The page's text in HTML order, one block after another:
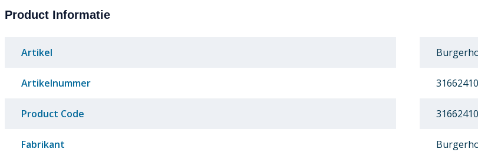
Product Informatie
Artikel
Artikelnummer
Product Code
Fabrikant